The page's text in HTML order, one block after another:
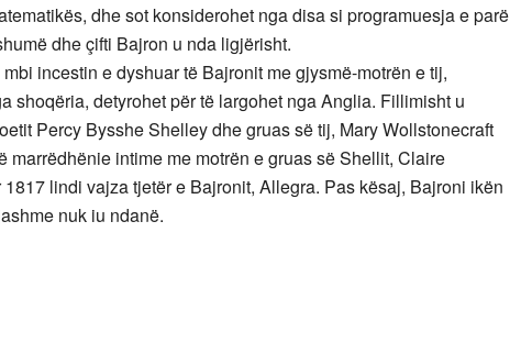
dhe sot konsiderohet nga disa si programuesja e parë
dhe çifti Bajron u nda ligjërisht.
incestin e dyshuar të Bajronit me gjysmë-motrën e tij,
shoqëria, detyrohet për të largohet nga Anglia. Fillimisht u
Percy Bysshe Shelley dhe gruas së tij, Mary Wollstonecraft
marrëdhënie intime me motrën e gruas së Shellit, Claire
lindi vajza tjetër e Bajronit, Allegra. Pas kësaj, Bajroni ikën
nuk iu ndanë.